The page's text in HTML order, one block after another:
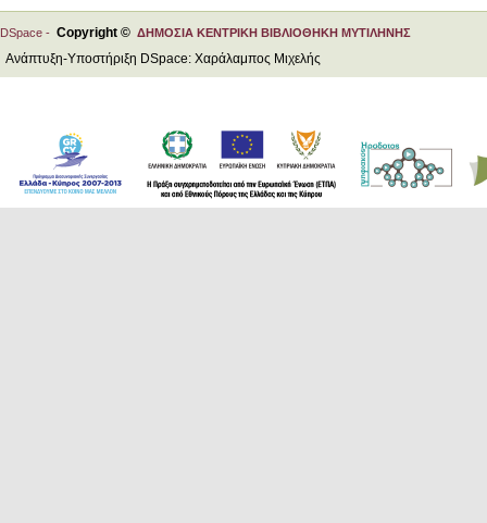
DSpace - Copyright © ΔΗΜΟΣΙΑ ΚΕΝΤΡΙΚΗ ΒΙΒΛΙΟΘΗΚΗ ΜΥΤΙΛΗΝΗΣ
Ανάπτυξη-Υποστήριξη DSpace: Χαράλαμπος Μιχελής